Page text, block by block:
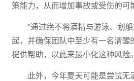
策能力，从而增加事故或受伤的可
“通过绝不将酒精与游泳、划
起，并确保团队中至少有一名清醒
提供帮助，以此来最小化这种风险
此外，今年夏天可能是尝试无